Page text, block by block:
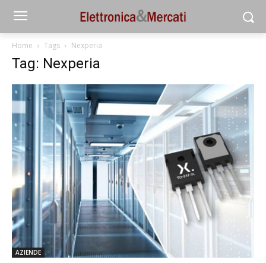
Home Tags Nexperia
Tag: Nexperia
AZIENDE